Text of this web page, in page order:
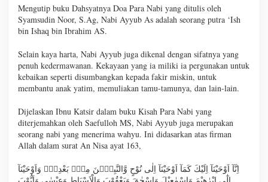
Mengutip buku Dahsyatnya Doa Para Nabi yang ditulis oleh
Syamsudin Noor, S.Ag, Nabi Ayyub As adalah seorang putra ‘Ish
bin Ishaq bin Ibrahim AS.
Selain kaya harta, Nabi Ayyub juga dikenal dengan sifatnya yang
penuh kedermawanan. Kekayaan yang ia miliki ia pergunakan untuk
kebaikan seperti disumbangkan kepada fakir miskin, untuk
membantu anak yatim, memuliakan tamu-tamunya, dan lain-lain.
Dijelaskan Ibnu Katsir dalam buku Kisah Para Nabi yang
diterjemahkan oleh Saefulloh MS, Nabi Ayyub juga merupakan
seorang nabi yang menerima wahyu. Ini didasarkan atas firman
Allah dalam surat An Nisa ayat 163,
اِنَّآ اَوْحَيْنَآ اِلَيْكَ كَمَآ اَوْحَيْنَآ اِلٰى نُوْحٍ وَّالنَّبِيّٖنَ مِنْۢ بَعْدِهٖۚ وَاَوْحَيْنَآ